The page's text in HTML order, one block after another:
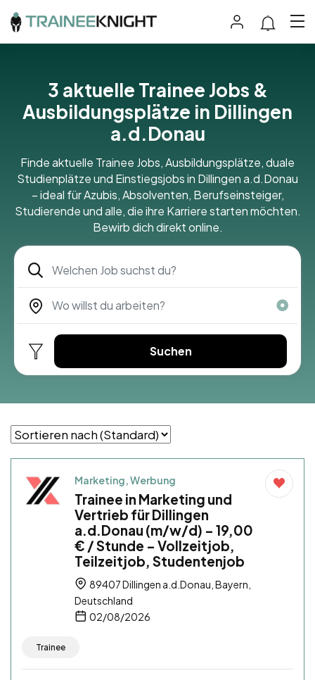
3 aktuelle Trainee Jobs &
Ausbildungsplätze in Dillingen
a.d.Donau
Finde aktuelle Trainee Jobs, Ausbildungsplätze, duale
Studienplätze und Einstiegsjobs in Dillingen a.d.Donau
– ideal für Azubis, Absolventen, Berufseinsteiger,
Studierende und alle, die ihre Karriere starten möchten.
Bewirb dich direkt online.
Suchen
Marketing, Werbung
Trainee in Marketing und
Vertrieb für Dillingen
a.d.Donau (m/w/d) – 19,00
€ / Stunde – Vollzeitjob,
Teilzeitjob, Studentenjob
89407 Dillingen a.d.Donau, Bayern,
Deutschland
02/08/2026
Trainee